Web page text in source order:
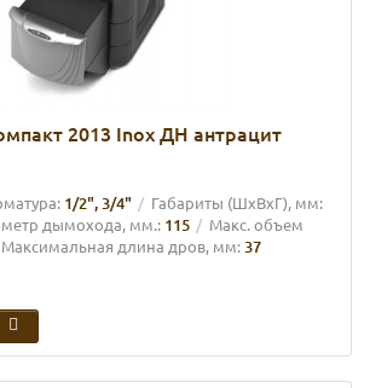
2013 Inox ДН антрацит
1/2", 3/4" Габариты (ШхВхГ), мм:
дымохода, мм.: 115
Макс. объем
Максимальная длина дров, мм:37